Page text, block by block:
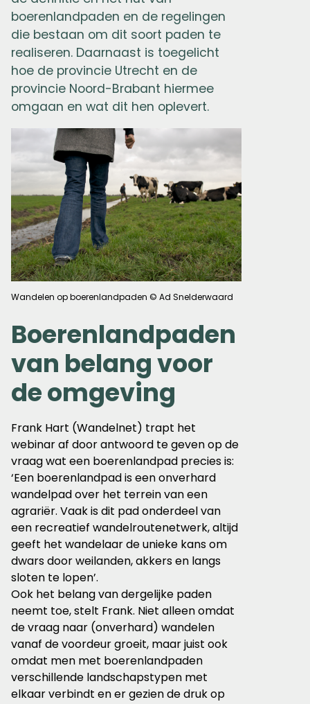
boerenlandpaden en de regelingen
die bestaan om dit soort paden te
realiseren. Daarnaast is toegelicht
hoe de provincie Utrecht en de
provincie Noord-Brabant hiermee
omgaan en wat dit hen oplevert.
Wandelen op boerenlandpaden © Ad Snelderwaard
Boerenlandpaden
van belang voor
de omgeving
Frank Hart (Wandelnet) trapt het
webinar af door antwoord te geven op de
vraag wat een boerenlandpad precies is:
‘Een boerenlandpad is een onverhard
wandelpad over het terrein van een
agrariër. Vaak is dit pad onderdeel van
een recreatief wandelroutenetwerk, altijd
geeft het wandelaar de unieke kans om
dwars door weilanden, akkers en langs
sloten te lopen’.
Ook het belang van dergelijke paden
neemt toe, stelt Frank. Niet alleen omdat
de vraag naar (onverhard) wandelen
vanaf de voordeur groeit, maar juist ook
omdat men met boerenlandpaden
verschillende landschapstypen met
elkaar verbindt en er gezien de druk op